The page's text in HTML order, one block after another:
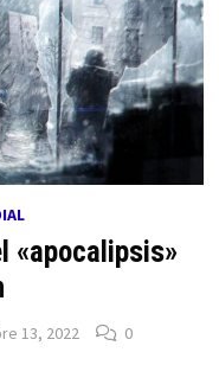
«apocalipsis»
13, 2022 0